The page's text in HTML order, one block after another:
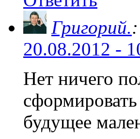
Григорий.:
20.08.2012 -
Нет ничего
будущее